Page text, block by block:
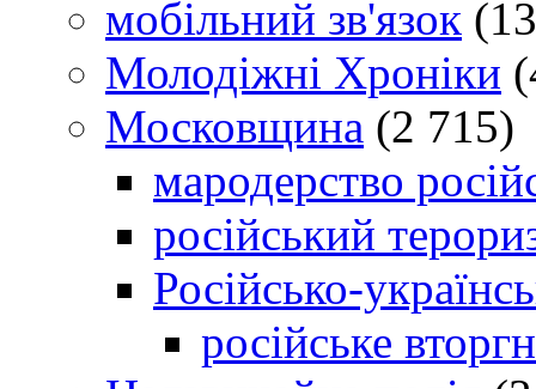
мобільний зв'язок
Молодіжні Хроніки
Московщина (2 715)
мародерство
російський
Російсько-
російське